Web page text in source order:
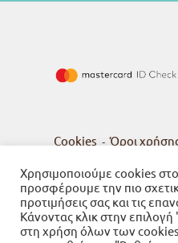
Cookies - Όροι
© 2026
Χρησιμοποιούμε cookies
προσφέρουμε την πιο
προτιμήσεις σας και τις
Κάνοντας κλικ στην
στη χρήση όλων των